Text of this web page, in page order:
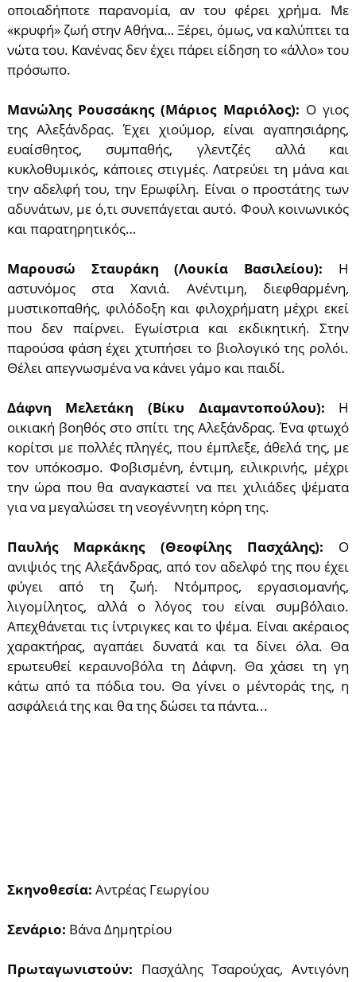
οποιαδήποτε παρανομία, αν του φέρει χρήμα. Με
«κρυφή» ζωή στην Αθήνα… Ξέρει, όμως, να καλύπτει τα
νώτα του. Κανένας δεν έχει πάρει είδηση το «άλλο» του
πρόσωπο.
Μανώλης Ρουσσάκης (Μάριος Μαριόλος): Ο γιος
της Αλεξάνδρας. Έχει χιούμορ, είναι αγαπησιάρης,
ευαίσθητος, συμπαθής, γλεντζές αλλά και
κυκλοθυμικός, κάποιες στιγμές. Λατρεύει τη μάνα και
την αδελφή του, την Ερωφίλη. Είναι ο προστάτης των
αδυνάτων, με ό,τι συνεπάγεται αυτό. Φουλ κοινωνικός
και παρατηρητικός…
Μαρουσώ Σταυράκη (Λουκία Βασιλείου): Η
αστυνόμος στα Χανιά. Ανέντιμη, διεφθαρμένη,
μυστικοπαθής, φιλόδοξη και φιλοχρήματη μέχρι εκεί
που δεν παίρνει. Εγωίστρια και εκδικητική. Στην
παρούσα φάση έχει χτυπήσει το βιολογικό της ρολόι.
Θέλει απεγνωσμένα να κάνει γάμο και παιδί.
Δάφνη Μελετάκη (Βίκυ Διαμαντοπούλου): Η
οικιακή βοηθός στο σπίτι της Αλεξάνδρας. Ένα φτωχό
κoρίτσι με πολλές πληγές, που έμπλεξε, άθελά της, με
τον υπόκοσμο. Φοβισμένη, έντιμη, ειλικρινής, μέχρι
την ώρα που θα αναγκαστεί να πει χιλιάδες ψέματα
για να μεγαλώσει τη νεογέννητη κόρη της.
Παυλής Μαρκάκης (Θεοφίλης Πασχάλης): Ο
ανιψιός της Αλεξάνδρας, από τον αδελφό της που έχει
φύγει από τη ζωή. Ντόμπρος, εργασιομανής,
λιγομίλητος, αλλά ο λόγος του είναι συμβόλαιο.
Απεχθάνεται τις ίντριγκες και το ψέμα. Είναι ακέραιος
χαρακτήρας, αγαπάει δυνατά και τα δίνει όλα. Θα
εpωτευθεί κεραυνοβόλα τη Δάφνη. Θα χάσει τη γη
κάτω από τα πόδια του. Θα γίνει ο μέντοράς της, η
ασφάλειά της και θα της δώσει τα πάντα...
Σκηνοθεσία: Αντρέας Γεωργίου
Σενάριο: Βάνα Δημητρίου
Πρωταγωνιστούν: Πασχάλης Τσαρούχας, Αντιγόνη